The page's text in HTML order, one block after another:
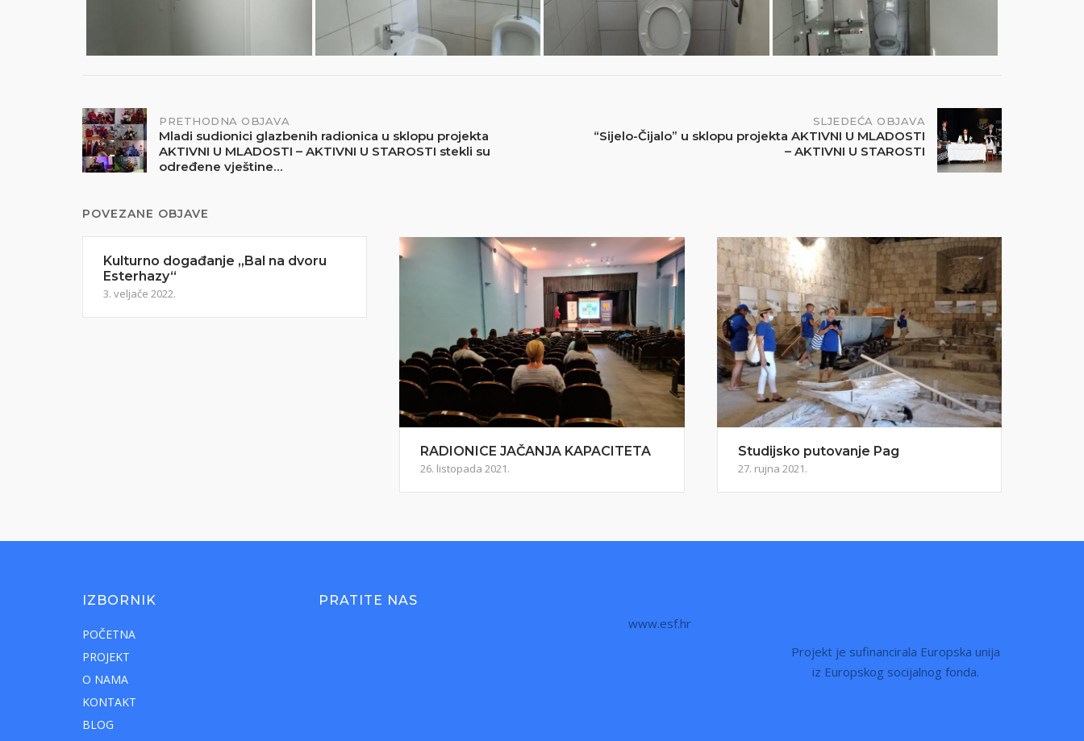
Navigacija
objava
PRETHODNA OBJAVA
Mladi sudionici glazbenih radionica u sklopu projekta
AKTIVNI U MLADOSTI – AKTIVNI U STAROSTI stekli su
određene vještine…
SLJEDEĆA OBJAVA
“Sijelo-Čijalo” u sklopu projekta AKTIVNI U MLADOSTI
– AKTIVNI U STAROSTI
POVEZANE OBJAVE
Kulturno događanje „Bal na dvoru
Esterhazy“
3. veljače 2022.
RADIONICE JAČANJA KAPACITETA
26. listopada 2021.
Studijsko putovanje Pag
27. rujna 2021.
IZBORNIK
POČETNA
PROJEKT
O NAMA
KONTAKT
BLOG
PRATITE NAS
www.esf.hr
Projekt je sufinancirala Europska unija
iz Europskog socijalnog fonda.